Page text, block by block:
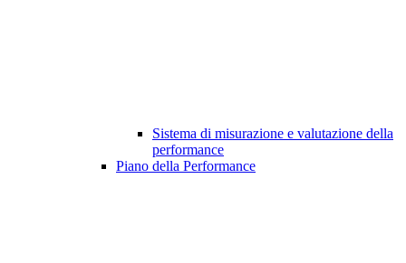
Sistema di misurazione e valutazione della
performance
Piano della Performance